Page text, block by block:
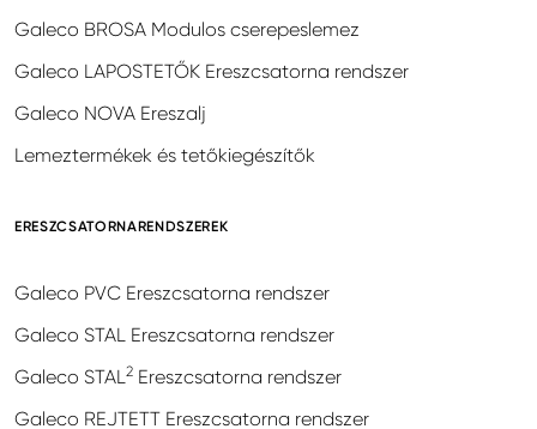
Galeco BROSA Modulos cserepeslemez
Galeco LAPOSTETŐK Ereszcsatorna rendszer
Galeco NOVA Ereszalj
Lemeztermékek és tetőkiegészítők
ERESZCSATORNARENDSZEREK
Galeco PVC Ereszcsatorna rendszer
Galeco STAL Ereszcsatorna rendszer
Galeco STAL2 Ereszcsatorna rendszer
Galeco REJTETT Ereszcsatorna rendszer